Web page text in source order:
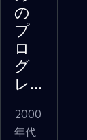
の
プ
ロ
グ
レ...
2000
年代